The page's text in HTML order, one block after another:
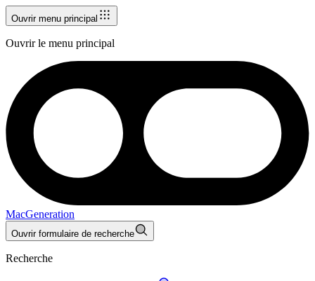
Ouvrir menu principal
Ouvrir le menu principal
MacGeneration
Ouvrir formulaire de recherche
Recherche